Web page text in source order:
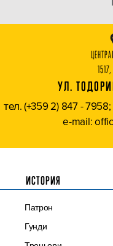
УЛ.
тел. (+359 2) 847 -
e-mail:
ИСТОРИЯ
Патрон
Гунди